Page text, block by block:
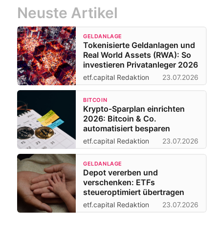
Neuste Artikel
GELDANLAGE
Tokenisierte Geldanlagen und
Real World Assets (RWA): So
investieren Privatanleger 2026
etf.capital Redaktion 23.07.2026
BITCOIN
Krypto-Sparplan einrichten
2026: Bitcoin & Co.
automatisiert besparen
etf.capital Redaktion 23.07.2026
GELDANLAGE
Depot vererben und
verschenken: ETFs
steueroptimiert übertragen
etf.capital Redaktion 23.07.2026